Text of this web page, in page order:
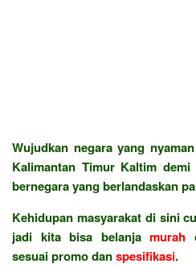
Wujudkan negara yang
Kalimantan Timur Kaltim
bernegara yang berlandaskan
Kehidupan masyarakat di sini
jadi kita bisa belanjamurah
sesuai promo danspesifikasi.